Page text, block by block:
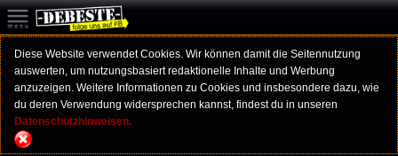
Diese Website verwendet Cookies. Wir können damit die Seitennutzung
auswerten, um nutzungsbasiert redaktionelle Inhalte und Werbung
anzuzeigen. Weitere Informationen zu Cookies und insbesondere dazu, wie
du deren Verwendung widersprechen kannst, findest du in unseren
Datenschutzhinweisen.